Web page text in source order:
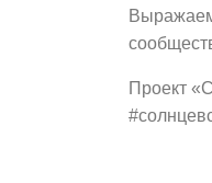
Выражаем
Проект